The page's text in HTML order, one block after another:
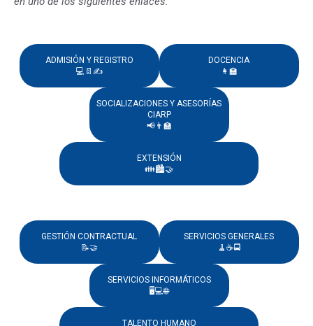
ADMISIÓN Y REGISTRO
💻📄✍️
DOCENCIA
👩‍🏫
SOCIALIZACIONES Y ASESORÍAS
CIARP
📢👨‍🏫
EXTENSIÓN
👪🏙️🤝
GESTIÓN CONTRACTUAL
📝🤝
SERVICIOS GENERALES
🧹☕🚍
SERVICIOS INFORMÁTICOS
🖥️💻🌐
TALENTO HUMANO